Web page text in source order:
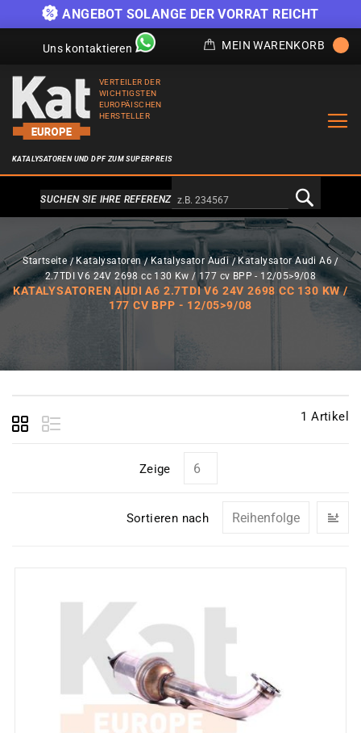
ANGEBOT SOLANGE DER VORRAT REICHT
Uns kontaktieren MEIN WARENKORB
VERTEILER DER
WICHTIGSTEN
EUROPÄISCHEN
HERSTELLER
KATALYSATOREN UND DPF ZUM SUPERPREIS
Alternativa a Doofinder
SUCHEN SIE IHRE REFERENZ
Startseite Katalysatoren Katalysator Audi
Katalysator Audi A6
2.7TDI V6 24V 2698 cc 130 Kw / 177 cv BPP - 12/05>9/08
KATALYSATOREN AUDI A6 2.7TDI V6 24V 2698 CC 130 KW /
177 CV BPP - 12/05>9/08
1 Artikel
Zeige
Sortieren nach